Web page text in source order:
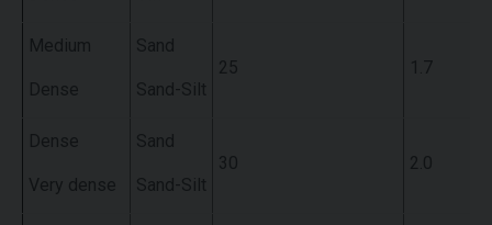
Medium
Dense
Sand
Sand-Silt
25 1.7
Dense
Very dense
Sand
Sand-Silt
30 2.0